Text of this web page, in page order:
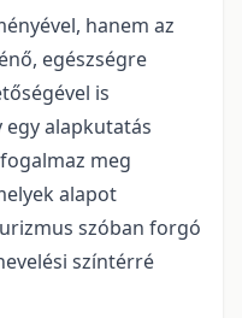
hanem az
egészségre
is
egy alapkutatás
meg
alapot
szóban forgó
színtérré